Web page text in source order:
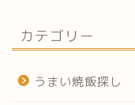
カテゴリー
うまい焼飯探し